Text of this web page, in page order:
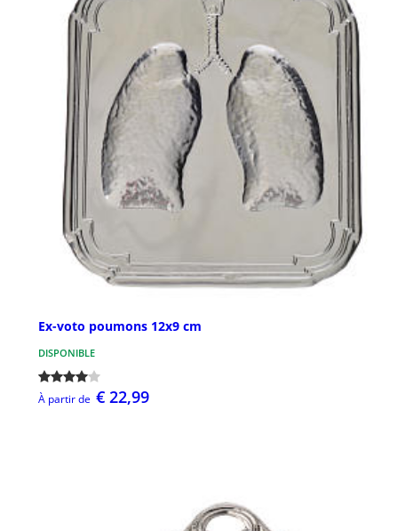
Ex-voto poumons 12x9 cm
DISPONIBLE
À partir de € 22,99